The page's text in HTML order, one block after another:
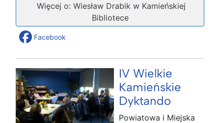
Więcej o: Wiesław Drabik w Kamieńskiej
Bibliotece
Facebook
IV Wielkie
Kamieńskie
Dyktando
Powiatowa i Miejska